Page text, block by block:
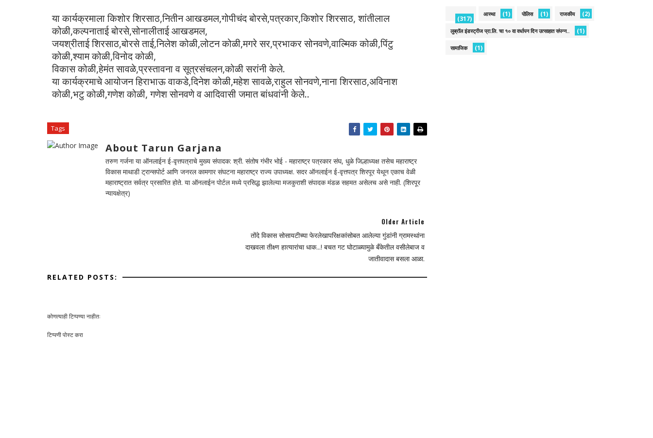
या कार्यक्रमाला किशोर शिरसाठ,नितीन आखडमल,गोपीचंद बोरसे,पत्रकार,किशोर शिरसाठ, शांतीलाल
कोळी,कल्पनाताई बोरसे,सोनालीताई आखडमल,
जयश्रीताई शिरसाठ,बोरसे ताई,निलेश कोळी,लोटन कोळी,मगरे सर,प्रभाकर सोनवणे,वाल्मिक कोळी,पिंटु
कोळी,श्याम कोळी,विनोद कोळी,
विकास कोळी,हेमंत सावळे,प्रस्तावना वसूत्रसंचलन,कोळी सरांनी केले.
या कार्यक्रमाचे आयोजन हिराभाऊ वाकडे,दिनेश कोळी,महेश सावळे,राहुल सोनवणे,नाना शिरसाठ,अविनाश
कोळी,भटु कोळी,गणेश कोळी, गणेश सोनवणे व आदिवासी जमात बांधवांनी केले..
Tags
About Tarun Garjana
तरुण गर्जना या ऑनलाईन ई-वृत्तपत्राचे मुख्य संपादक: श्री. संतोष गंभीर भोई - महाराष्ट्र पत्रकार संघ, धुळे जिल्हाध्यक्ष तसेच महाराष्ट्र
विकास माथाडी ट्रान्सपोर्ट आणि जनरल कामगार संघटना महाराष्ट्र राज्य उपाध्यक्ष. सदर ऑनलाईन ई-वृत्तपत्र शिरपूर येथून एकाच वेळी
महाराष्ट्रात सर्वत्र प्रसारित होते. या ऑनलाईन पोर्टल मध्ये प्रसिद्ध झालेल्या मजकुराशी संपादक मंडळ सहमत असेलच असे नाही. (शिरपूर
न्यायक्षेत्र)
Older Article
तोंदे विकास सोसायटीच्या फेरलेखापरिक्षकांसोबत आलेल्या गुंडांनी ग्रामस्थांना
दाखवला तीक्ष्ण हात्यारांचा धाक...! बचत गट घोटाळ्यामुळे बँकेतील वसीलेबाज व
जातीवादास बसला आळा.
RELATED POSTS:
कोणत्याही टिप्पण्‍या नाहीत:
टिप्पणी पोस्ट करा
(317)
आस्था (1) पोलिस (1) राजकीय (2)
लुब्रॉल इंडस्ट्रीज प्रा.लि. चा १० वा वर्धापन दिन उत्साहात संपन्न.. (1)
सामाजिक (1)